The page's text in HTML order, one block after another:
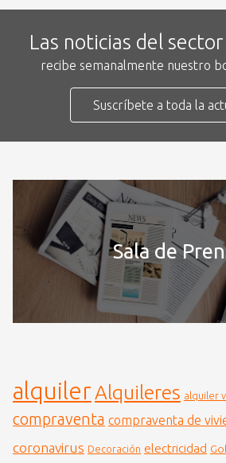
Las noticias del
recibe semanalmente nuestro
Suscríbete a toda la
Sala de
alquiler Alquileres alquiler
compraventa compraventa de
coronavirus Decoración electricidad